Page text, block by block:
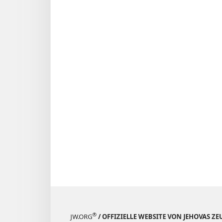
JW.ORG® / OFFIZIELLE WEBSITE VON JEHOVAS